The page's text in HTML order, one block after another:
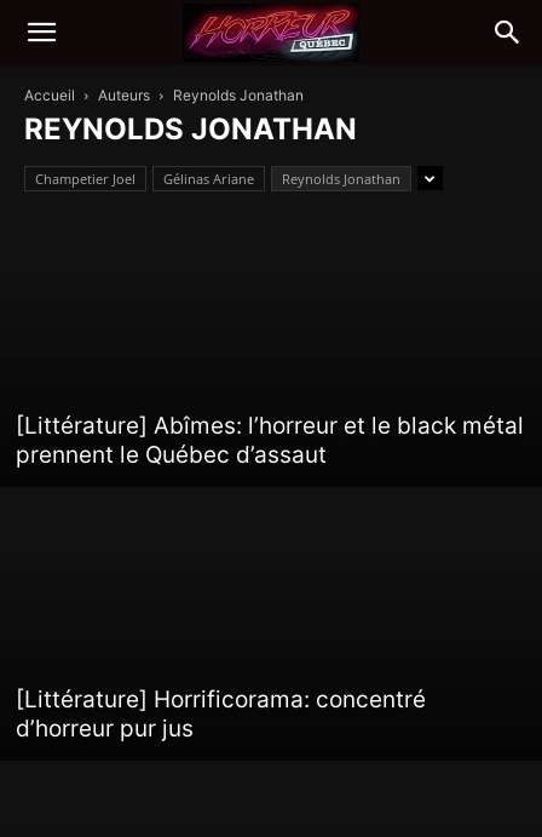
Accueil Auteurs Reynolds Jonathan
REYNOLDS JONATHAN
Champetier Joel Gélinas Ariane Reynolds Jonathan
[Littérature] Abîmes: l’horreur et le black métal
prennent le Québec d’assaut
[Littérature] Horrificorama: concentré
d’horreur pur jus